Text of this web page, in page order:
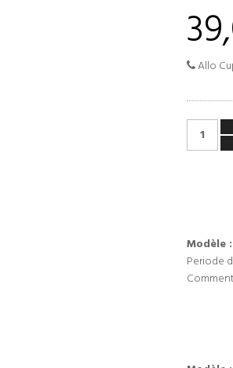
Allo
Modèle :
Periode